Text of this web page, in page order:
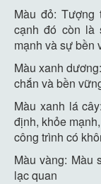
Màu đỏ: Tượng
cạnh đó còn là
mạnh và sự bền
Màu xanh
chắn và bền
Màu xanh lá
định, khỏe
công trình có
Màu vàng: Màu
lạc quan